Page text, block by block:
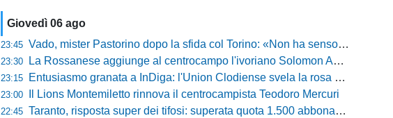
Giovedì 06 ago
23:45 Vado, mister Pastorino dopo la sfida col Torino: «Non ha senso chiudersi e fare le barricate»
23:30 La Rossanese aggiunge al centrocampo l'ivoriano Solomon Andrews Manu
23:15 Entusiasmo granata a InDiga: l'Union Clodiense svela la rosa per la nuova annata
23:00 Il Lions Montemiletto rinnova il centrocampista Teodoro Mercuri
22:45 Taranto, risposta super dei tifosi: superata quota 1.500 abbonamenti